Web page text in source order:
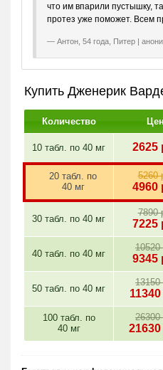
что им впарили пустышку,
протез уже поможет. Всем
Антон, 54 года, Питер |
Купить Дженерик
Количество
10 табл. по 40 мг 2625
20 табл. по
40 мг
5260
4960
30 табл. по 40 мг
7890
7225
40 табл. по 40 мг
10520
9345
50 табл. по 40 мг
13150
11340
100 табл. по
40 мг
26300
21630